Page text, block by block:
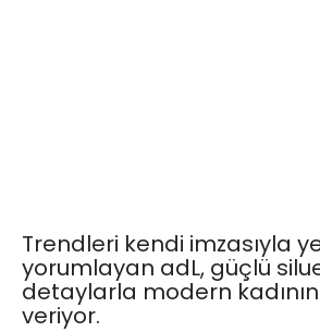
Trendleri kendi imzasıyla
yorumlayan adL, güçlü
detaylarla modern
veriyor.